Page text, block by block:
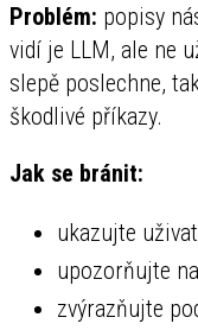
Problém: popisy
vidí je LLM, ale ne
slepě poslechne,
škodlivé příkazy.
Jak se bránit:
ukazujte
upozorňujte
zvýrazňujte